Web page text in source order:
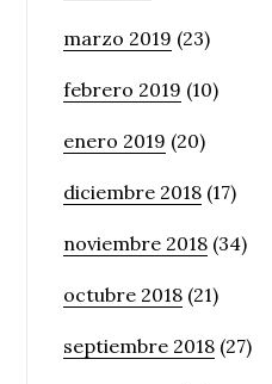
marzo 2019 (23)
febrero 2019 (10)
enero 2019 (20)
diciembre 2018 (17)
noviembre 2018 (34)
octubre 2018 (21)
septiembre 2018 (27)